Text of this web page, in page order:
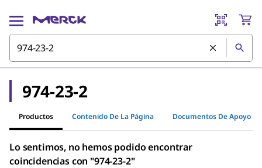
974-23-2
Productos Contenido De La Página Documentos De Apoyo
Lo sentimos, no hemos podido encontrar
coincidencias con "974-23-2"